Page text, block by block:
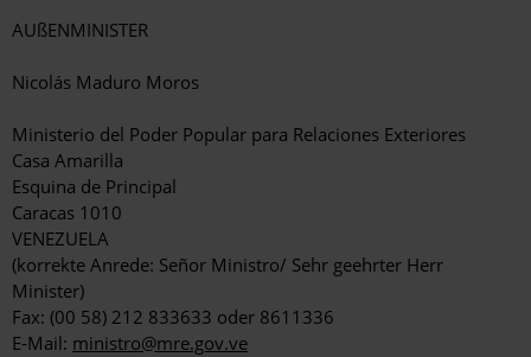
AUßENMINISTER
Nicolás Maduro Moros
Ministerio del Poder Popular para Relaciones Exteriores
Casa Amarilla
Esquina de Principal
Caracas 1010
VENEZUELA
(korrekte Anrede: Señor Ministro/ Sehr geehrter Herr
Minister)
Fax: (00 58) 212 833633 oder 8611336
E-Mail: ministro@mre.gov.ve